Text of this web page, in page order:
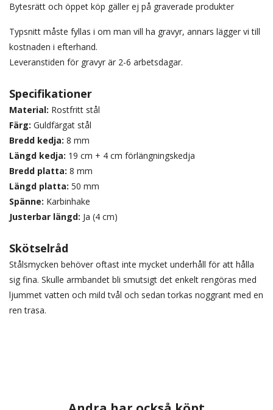
Bytesrätt och öppet köp gäller ej på graverade produkter
Typsnitt måste fyllas i om man vill ha gravyr, annars lägger vi till
kostnaden i efterhand.
Leveranstiden för gravyr är 2-6 arbetsdagar.
Specifikationer
Material: Rostfritt stål
Färg: Guldfärgat stål
Bredd kedja: 8 mm
Längd kedja: 19 cm + 4 cm förlängningskedja
Bredd platta: 8 mm
Längd platta: 50 mm
Spänne: Karbinhake
Justerbar längd: Ja (4 cm)
Skötselråd
Stålsmycken behöver oftast inte mycket underhåll för att hålla
sig fina. Skulle armbandet bli smutsigt det enkelt rengöras med
ljummet vatten och mild tvål och sedan torkas noggrant med en
ren trasa.